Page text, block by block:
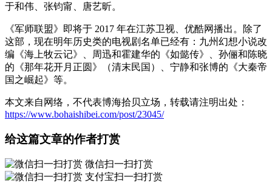
于和伟、张钧甯、唐艺昕。
《军师联盟》即将于 2017 年在江苏卫视、优酷网播出。除了
这部，现在明年历史类的电视剧名单已经有：九州幻想小说改
编《海上牧云记》、周迅和霍建华的《如懿传》、孙俪和陈晓
的《那年花开月正圆》（清末民国）、宁静和张博的《大秦帝
国之崛起》等。
本文来自网络，不代表博海拾贝立场，转载请注明出处：
https://www.bohaishibei.com/post/23045/
给这篇文章的作者打赏
微信扫一扫打赏
支付宝扫一扫打赏